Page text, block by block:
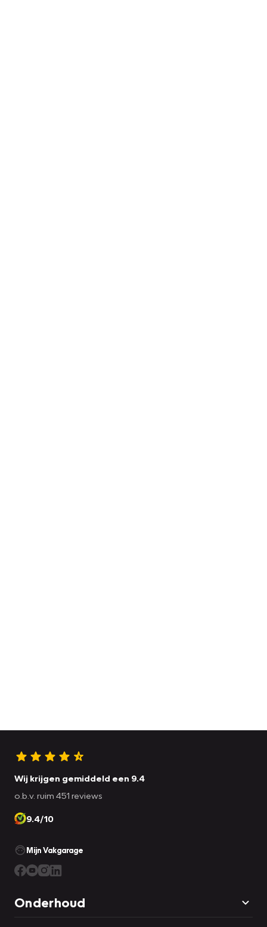
Wij krijgen gemiddeld een 9.4
o.b.v. ruim 451 reviews
9.4/10
Mijn Vakgarage
Onderhoud